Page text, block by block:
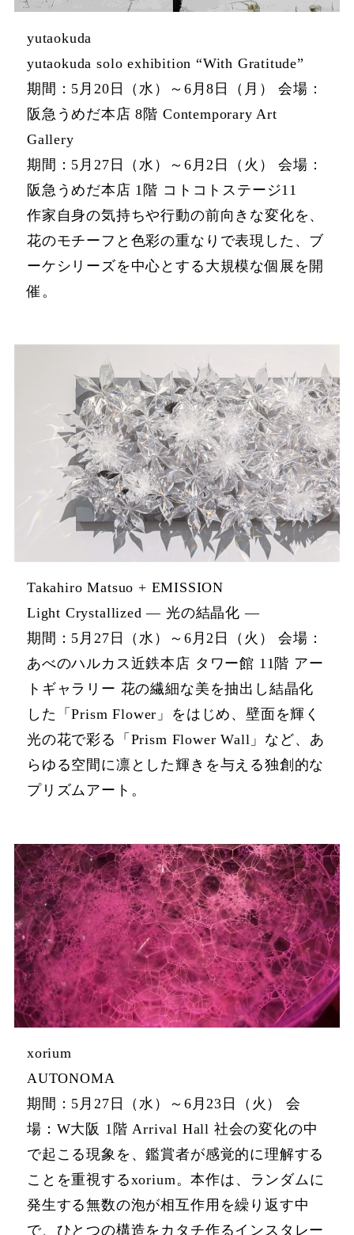
yutaokuda
yutaokuda solo exhibition “With Gratitude”
期間：5月20日（水）～6月8日（月） 会場：
阪急うめだ本店 8階 Contemporary Art
Gallery
期間：5月27日（水）～6月2日（火） 会場：
阪急うめだ本店 1階 コトコトステージ11
作家自身の気持ちや行動の前向きな変化を、
花のモチーフと色彩の重なりで表現した、ブ
ーケシリーズを中心とする大規模な個展を開
催。
Takahiro Matsuo + EMISSION
Light Crystallized ― 光の結晶化 ―
期間：5月27日（水）～6月2日（火） 会場：
あべのハルカス近鉄本店 タワー館 11階 アー
トギャラリー 花の繊細な美を抽出し結晶化
した「Prism Flower」をはじめ、壁面を輝く
光の花で彩る「Prism Flower Wall」など、あ
らゆる空間に凛とした輝きを与える独創的な
プリズムアート。
xorium
AUTONOMA
期間：5月27日（水）～6月23日（火） 会
場：W大阪 1階 Arrival Hall 社会の変化の中
で起こる現象を、鑑賞者が感覚的に理解する
ことを重視するxorium。本作は、ランダムに
発生する無数の泡が相互作用を繰り返す中
で、ひとつの構造をカタチ作るインスタレー